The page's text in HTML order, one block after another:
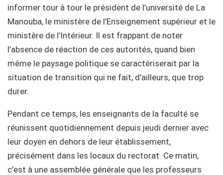
informer tour à tour le président de l’université de La
Manouba, le ministère de l’Enseignement supérieur et le
ministère de l’Intérieur. Il est frappant de noter
l’absence de réaction de ces autorités, quand bien
même le paysage politique se caractériserait par la
situation de transition qui ne fait, d’ailleurs, que trop
durer.
Pendant ce temps, les enseignants de la faculté se
réunissent quotidiennement depuis jeudi dernier avec
leur doyen en dehors de leur établissement,
précisément dans les locaux du rectorat. Ce matin,
c’est à une assemblée générale que les professeurs